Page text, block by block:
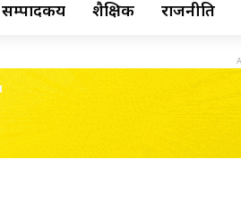
सम्पादकीय शैक्षिक राजनीति